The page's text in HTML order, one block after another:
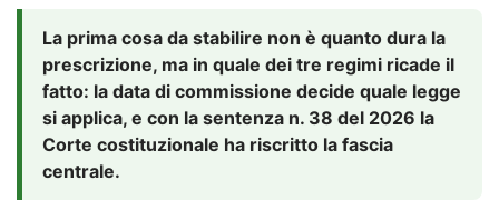
La prima cosa da stabilire non è quanto dura la
prescrizione, ma in quale dei tre regimi ricade il
fatto: la data di commissione decide quale legge
si applica, e con la sentenza n. 38 del 2026 la
Corte costituzionale ha riscritto la fascia
centrale.